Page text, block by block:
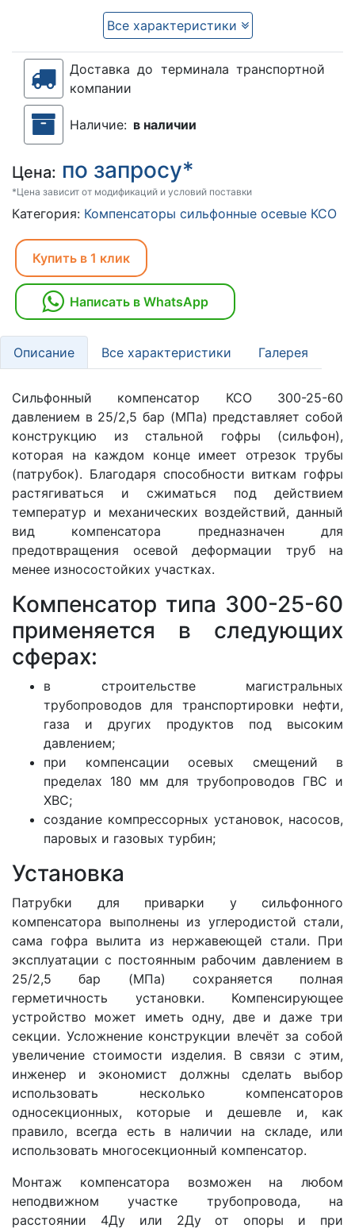
Все характеристики
Доставка до терминала транспортной
компании
Наличие: в наличии
Цена: по запросу*
*Цена зависит от модификаций и условий поставки
Категория: Компенсаторы сильфонные осевые КСО
Купить в 1 клик
Написать в WhatsApp
Описание Все характеристики Галерея
Сильфонный компенсатор КСО 300-25-60
давлением в 25/2,5 бар (МПа) представляет собой
конструкцию из стальной гофры (сильфон),
которая на каждом конце имеет отрезок трубы
(патрубок). Благодаря способности виткам гофры
растягиваться и сжиматься под действием
температур и механических воздействий, данный
вид компенсатора предназначен для
предотвращения осевой деформации труб на
менее износостойких участках.
Компенсатор типа 300-25-60
применяется в следующих
сферах:
в строительстве магистральных
трубопроводов для транспортировки нефти,
газа и других продуктов под высоким
давлением;
при компенсации осевых смещений в
пределах 180 мм для трубопроводов ГВС и
ХВС;
создание компрессорных установок, насосов,
паровых и газовых турбин;
Установка
Патрубки для приварки у сильфонного
компенсатора выполнены из углеродистой стали,
сама гофра вылита из нержавеющей стали. При
эксплуатации с постоянным рабочим давлением в
25/2,5 бар (МПа) сохраняется полная
герметичность установки. Компенсирующее
устройство может иметь одну, две и даже три
секции. Усложнение конструкции влечёт за собой
увеличение стоимости изделия. В связи с этим,
инженер и экономист должны сделать выбор
использовать несколько компенсаторов
односекционных, которые и дешевле и, как
правило, всегда есть в наличии на складе, или
использовать многосекционный компенсатор.
Монтаж компенсатора возможен на любом
неподвижном участке трубопровода, на
расстоянии 4Ду или 2Ду от опоры и при